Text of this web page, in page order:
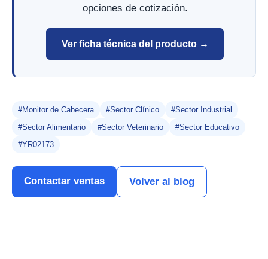
opciones de cotización.
Ver ficha técnica del producto →
#Monitor de Cabecera #Sector Clínico
#Sector Industrial
#Sector Alimentario
#Sector Veterinario
#Sector Educativo
#YR02173
Contactar ventas Volver al blog